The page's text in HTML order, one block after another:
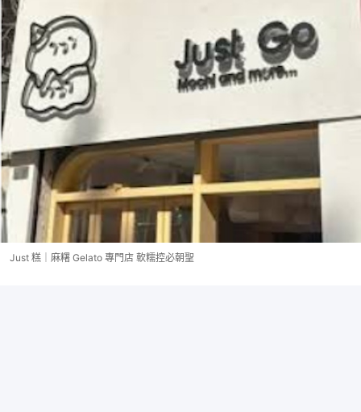
Just 糕｜麻糬 Gelato 專門店 軟糯控必朝聖